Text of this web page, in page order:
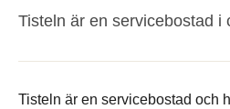
Tisteln är en servicebostad i
Tisteln är en servicebostad och